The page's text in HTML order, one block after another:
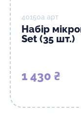
40150а арт
Набір
Set (35 шт.)
1 430 ₴